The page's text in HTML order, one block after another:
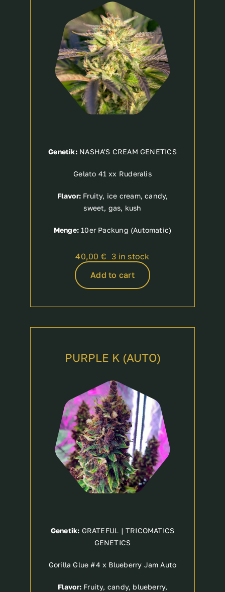
Genetik:NASHA'S CREAM GENETICS
Gelato 41 xx Ruderalis
Flavor: Fruity, ice cream, candy,
sweet, gas, kush
Menge: 10er Packung (Automatic)
40,00 € 3 in stock
Add to cart
PURPLE K (AUTO)
Genetik: GRATEFUL | TRICOMATICS
GENETICS
Gorilla Glue #4 x Blueberry Jam Auto
Flavor: Fruity, candy, blueberry,